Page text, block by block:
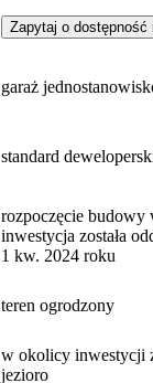
Zapytaj o
garaż
standard
rozpoczęcie budowy
inwestycja została
1 kw. 2024 roku
teren ogrodzony
w okolicy inwestycji
jezioro